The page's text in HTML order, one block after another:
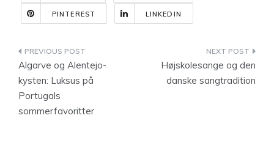
PINTEREST LINKEDIN
Indlægsnavigation
Algarve og Alentejo-
kysten: Luksus på
Portugals
sommerfavoritter
Højskolesange og den
danske sangtradition